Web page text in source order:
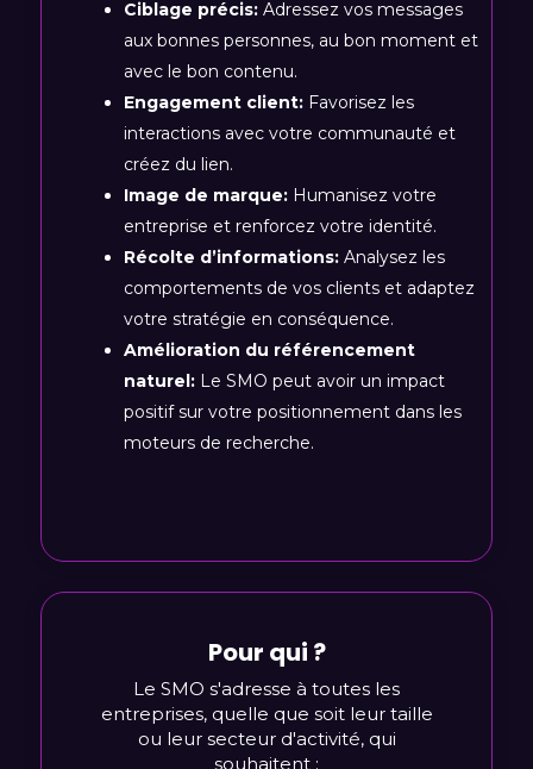
Ciblage précis:Adressez vos messages
aux bonnes personnes, au bon moment et
avec le bon contenu.
Engagement client:Favorisez les
interactions avec votre communauté et
créez du lien.
Image de marque:Humanisez votre
entreprise et renforcez votre identité.
Récolte d’informations:Analysez les
comportements de vos clients et adaptez
votre stratégie en conséquence.
Amélioration du référencement
naturel:Le SMO peut avoir un impact
positif sur votre positionnement dans les
moteurs de recherche.
Pour qui ?
Le SMO s'adresse à toutes les
entreprises, quelle que soit leur taille
ou leur secteur d'activité, qui
souhaitent :